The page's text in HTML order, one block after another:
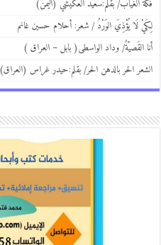
فكَّة الغياب/ بقلم:سعيد العكيشي (اليمن)
لِكَيْ لَا يُؤْذِيَ الوَرْدُ / شعر: أحلام حسين غانم
أنا القَصيّةُ/ وداد الواسطى( بابل – العراق )
الشعر الحر بالدهن الحر/ بقلم:حيدر غراس (العراق)